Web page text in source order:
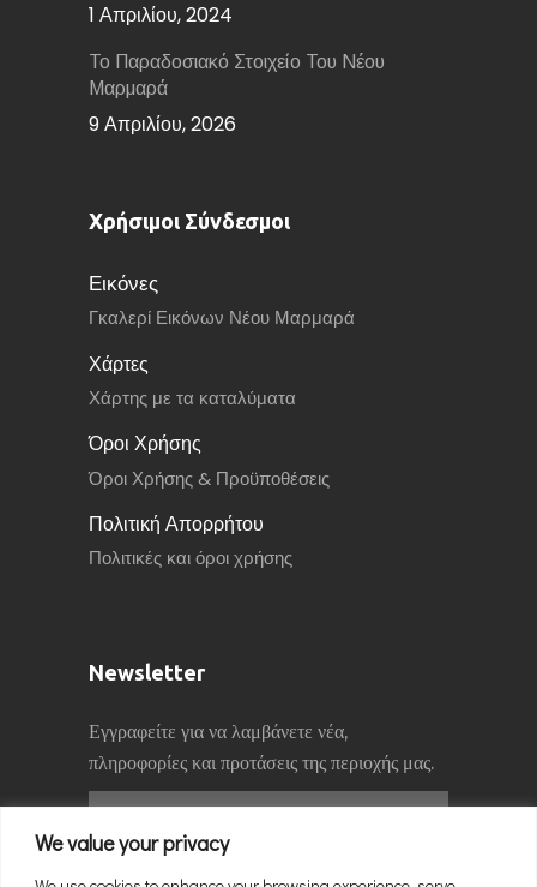
We value your privacy
1 Απριλίου, 2024
Το Παραδοσιακό Στοιχείο Του Νέου
Μαρμαρά
9 Απριλίου, 2026
Χρήσιμοι Σύνδεσμοι
Εικόνες
Γκαλερί Εικόνων Νέου Μαρμαρά
Χάρτες
Χάρτης με τα καταλύματα
Όροι Χρήσης
Όροι Χρήσης & Προϋποθέσεις
Πολιτική Απορρήτου
Πολιτικές και όροι χρήσης
Newsletter
Εγγραφείτε για να λαμβάνετε νέα,
πληροφορίες και προτάσεις της περιοχής μας.